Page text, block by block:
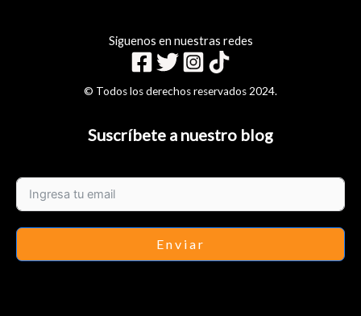
Siguenos en nuestras redes
© Todos los derechos reservados 2024.
Suscríbete a nuestro blog
Enviar